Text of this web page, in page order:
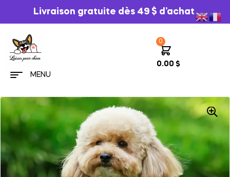
Livraison gratuite dès 49 $ d’achat
MENU
0
0.00$